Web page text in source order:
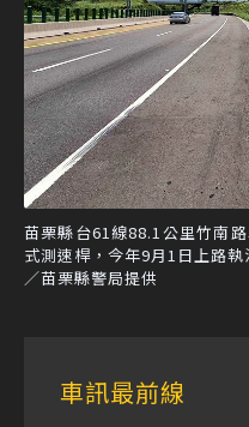
苗栗縣台61線88.1公里竹南
式測速桿，今年9月1日上路
／苗栗縣警局提供
車訊最前線